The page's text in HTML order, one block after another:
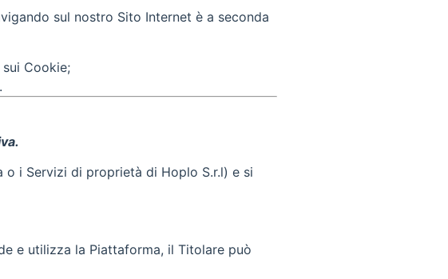
sul nostro Sito Internet è a seconda
Cookie;
i Servizi di proprietà di Hoplo S.r.l) e si
e utilizza la Piattaforma, il Titolare può